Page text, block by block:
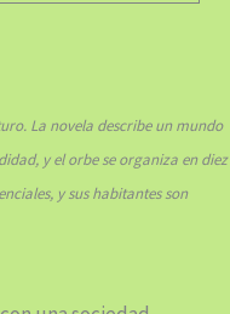
La novela describe un mundo
y el orbe se organiza en diez
y sus habitantes son